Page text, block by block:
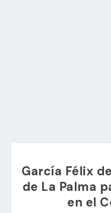
García Félix
de La Palma
en el